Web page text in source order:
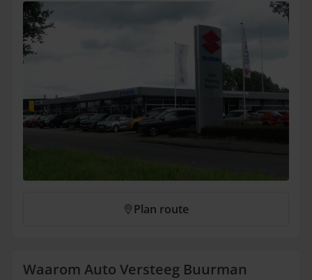
Plan route
Waarom Auto Versteeg Buurman